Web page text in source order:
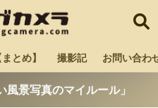
とめ】 撮影記 お問い合わ
景写真のマイルール」